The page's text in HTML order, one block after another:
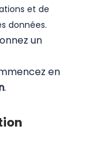
et de
données.
un
en
.